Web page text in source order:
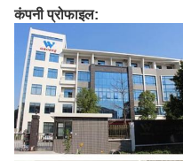
कंपनी प्रोफाइल: